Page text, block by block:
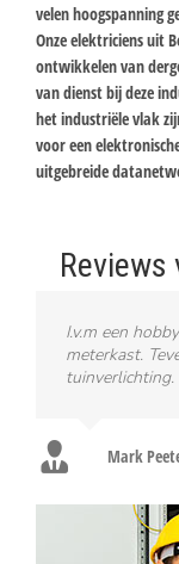
velen hoogspanning
Onze elektriciens uit
ontwikkelen van
van dienst bij deze
het industriële vlak
voor een
uitgebreide
I.v.m een
meterkast.
tuinverlichting.
Mark